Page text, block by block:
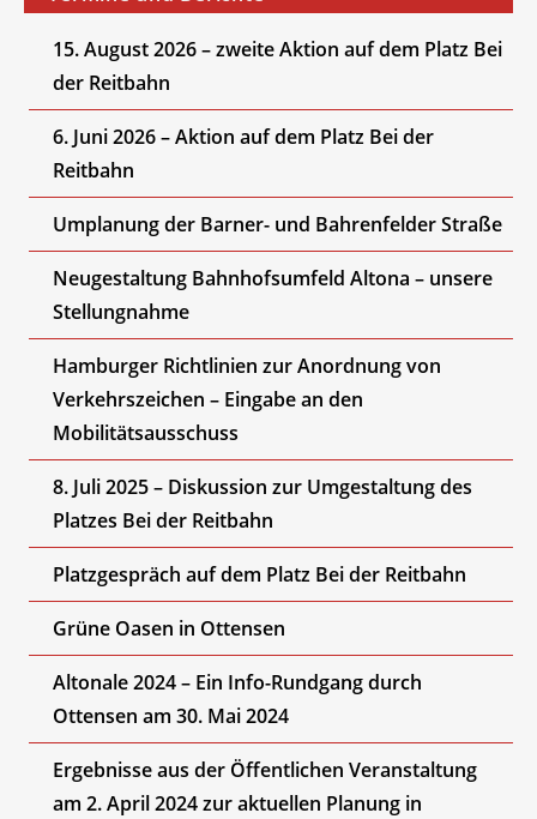
15. August 2026 – zweite Aktion auf dem Platz Bei
der Reitbahn
6. Juni 2026 – Aktion auf dem Platz Bei der
Reitbahn
Umplanung der Barner- und Bahrenfelder Straße
Neugestaltung Bahnhofsumfeld Altona – unsere
Stellungnahme
Hamburger Richtlinien zur Anordnung von
Verkehrszeichen – Eingabe an den
Mobilitätsausschuss
8. Juli 2025 – Diskussion zur Umgestaltung des
Platzes Bei der Reitbahn
Platzgespräch auf dem Platz Bei der Reitbahn
Grüne Oasen in Ottensen
Altonale 2024 – Ein Info-Rundgang durch
Ottensen am 30. Mai 2024
Ergebnisse aus der Öffentlichen Veranstaltung
am 2. April 2024 zur aktuellen Planung in